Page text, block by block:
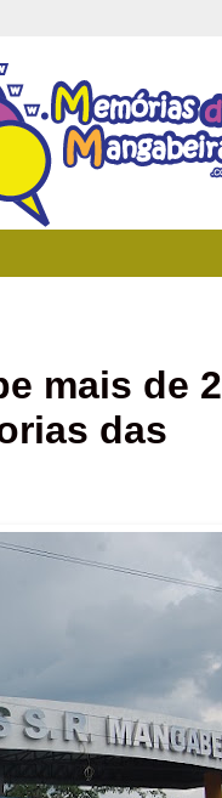
mais de
das